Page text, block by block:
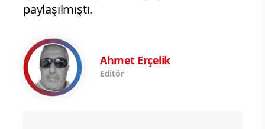
paylaşılmıştı.
Ahmet Erçelik
Editör